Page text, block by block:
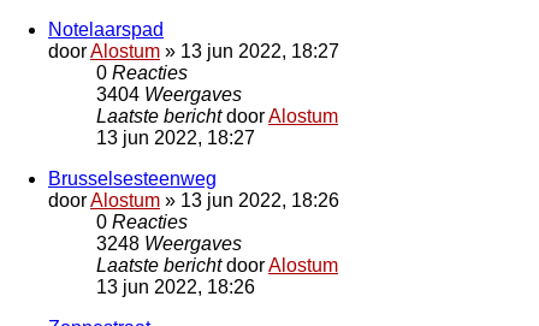
Notelaarspad
doorAlostum » 13 jun 2022, 18:27
0 Reacties
3404 Weergaves
Laatste berichtdoorAlostum
13 jun 2022, 18:27
Brusselsesteenweg
doorAlostum » 13 jun 2022, 18:26
0 Reacties
3248 Weergaves
Laatste berichtdoorAlostum
13 jun 2022, 18:26